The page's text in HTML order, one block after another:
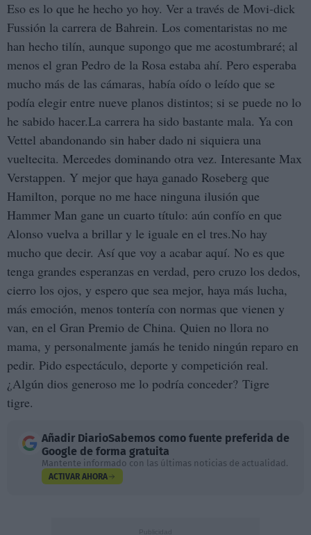
Eso es lo que he hecho yo hoy. Ver a través de Movi-dick
Fussión la carrera de Bahrein. Los comentaristas no me
han hecho tilín, aunque supongo que me acostumbraré; al
menos el gran Pedro de la Rosa estaba ahí. Pero esperaba
mucho más de las cámaras, había oído o leído que se
podía elegir entre nueve planos distintos; si se puede no lo
he sabido hacer.La carrera ha sido bastante mala. Ya con
Vettel abandonando sin haber dado ni siquiera una
vueltecita. Mercedes dominando otra vez. Interesante Max
Verstappen. Y mejor que haya ganado Roseberg que
Hamilton, porque no me hace ninguna ilusión que
Hammer Man gane un cuarto título: aún confío en que
Alonso vuelva a brillar y le iguale en el tres.No hay
mucho que decir. Así que voy a acabar aquí. No es que
tenga grandes esperanzas en verdad, pero cruzo los dedos,
cierro los ojos, y espero que sea mejor, haya más lucha,
más emoción, menos tontería con normas que vienen y
van, en el Gran Premio de China. Quien no llora no
mama, y personalmente jamás he tenido ningún reparo en
pedir. Pido espectáculo, deporte y competición real.
¿Algún dios generoso me lo podría conceder? Tigre
tigre.
Añadir DiarioSabemos como fuente preferida de
Google de forma gratuita
Mantente informado con las últimas noticias de actualidad.
ACTIVAR AHORA